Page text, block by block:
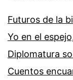
Futuros de la
Yo en el
Diplomatura
Cuentos